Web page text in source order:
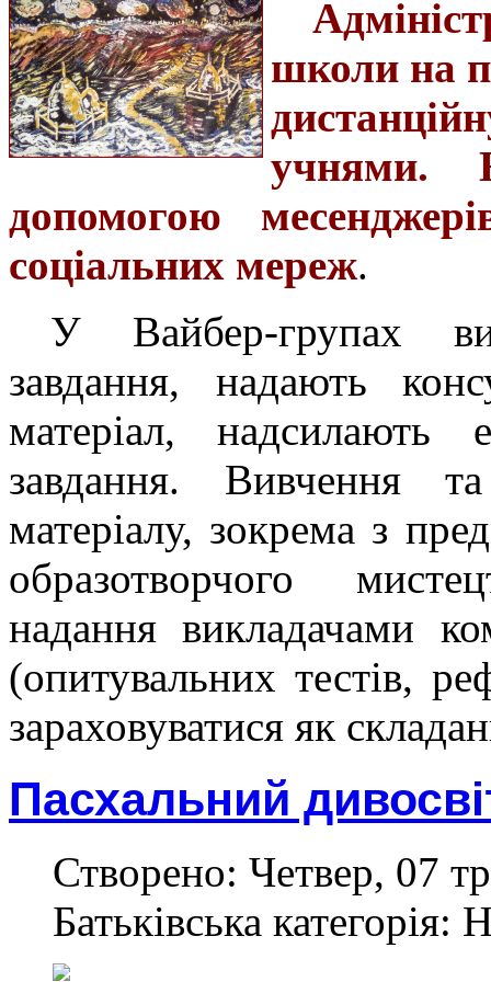
школи на
учнями.
допомогою
соціальних мереж.
У Вайбер-групах
завдання, надають
матеріал, надсилають
завдання. Вивчення
матеріалу, зокрема з
образотворчого
надання викладачами
(опитувальних тестів,
зараховуватися як
Пасхальний
Створено: Четвер, 07
Батьківська категорія: